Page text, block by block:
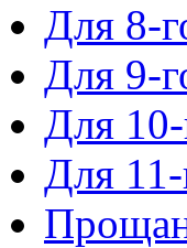
Для 8-
Для 9-
Для 10-
Для 11-